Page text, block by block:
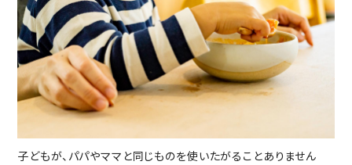
子どもが、パパやママと同じものを使いたがることありません